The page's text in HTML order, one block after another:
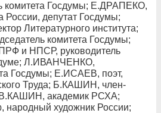
комитета Госдумы; Е.ДРАПЕКО,
России, депутат Госдумы;
Литературного института;
комитета Госдумы;
и НПСР, руководитель
Л.ИВАНЧЕНКО,
Госдумы; Е.ИСАЕВ, поэт,
Труда; Б.КАШИН, член-
академик РСХА;
народный художник России;